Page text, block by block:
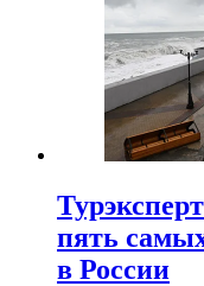
пять
в России